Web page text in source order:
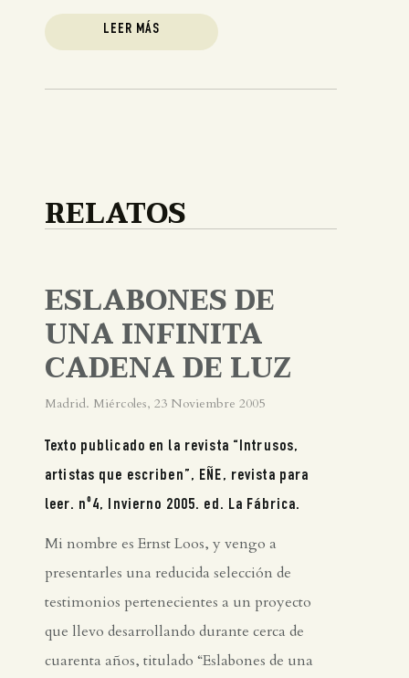
LEER MÁS
RELATOS
ESLABONES DE
UNA INFINITA
CADENA DE LUZ
Madrid. Miércoles, 23 Noviembre 2005
Texto publicado en la revista “Intrusos,
artistas que escriben”, EÑE, revista para
leer. nº4, Invierno 2005. ed. La Fábrica.
Mi nombre es Ernst Loos, y vengo a
presentarles una reducida selección de
testimonios pertenecientes a un proyecto
que llevo desarrollando durante cerca de
cuarenta años, titulado “Eslabones de una